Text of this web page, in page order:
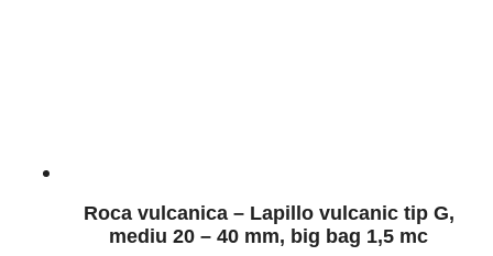
Roca vulcanica – Lapillo vulcanic tip G,
mediu 20 – 40 mm, big bag 1,5 mc